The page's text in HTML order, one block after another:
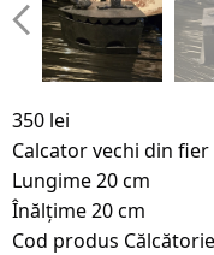
350 lei
Calcator vechi din
Lungime 20 cm
Înălțime 20 cm
Cod produs Călcătorie